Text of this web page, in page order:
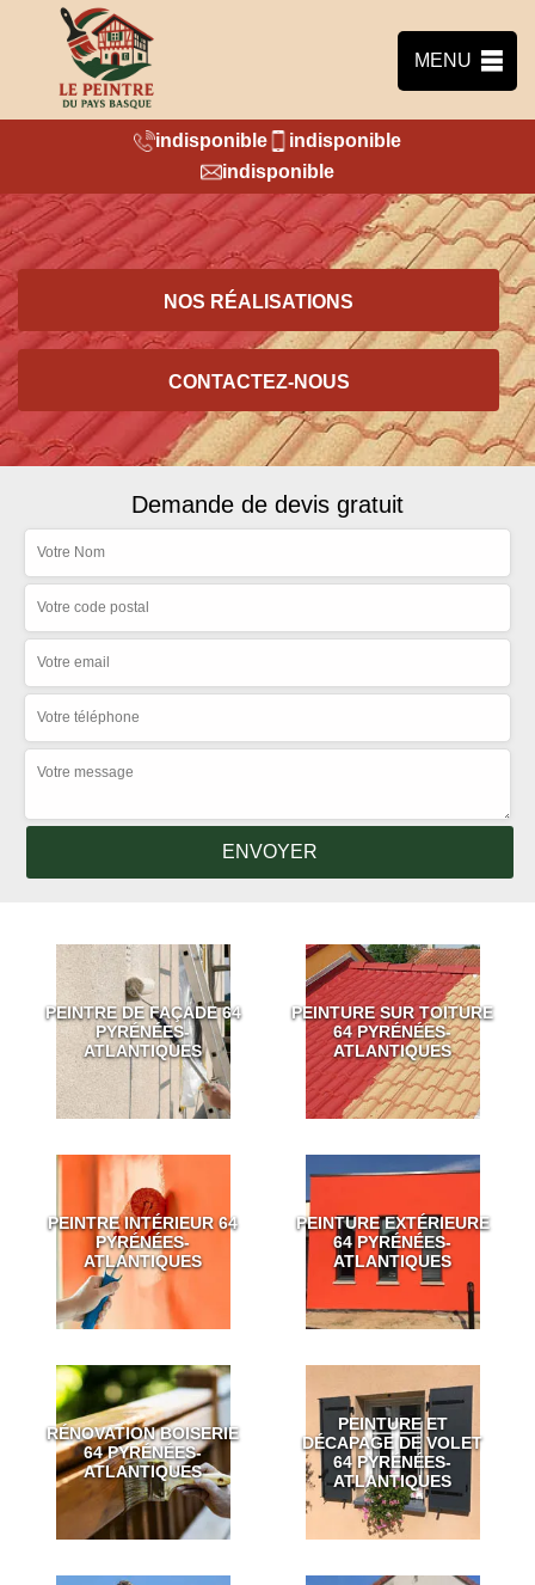
MENU
indisponible
indisponible
indisponible
NOS RÉALISATIONS
CONTACTEZ-NOUS
Demande de devis gratuit
PEINTRE DE FAÇADE 64
PYRÉNÉES-
ATLANTIQUES
PEINTURE SUR TOITURE
64 PYRÉNÉES-
ATLANTIQUES
PEINTRE INTÉRIEUR 64
PYRÉNÉES-
ATLANTIQUES
PEINTURE EXTÉRIEURE
64 PYRÉNÉES-
ATLANTIQUES
RÉNOVATION BOISERIE
64 PYRÉNÉES-
ATLANTIQUES
PEINTURE ET
DÉCAPAGE DE VOLET
64 PYRÉNÉES-
ATLANTIQUES